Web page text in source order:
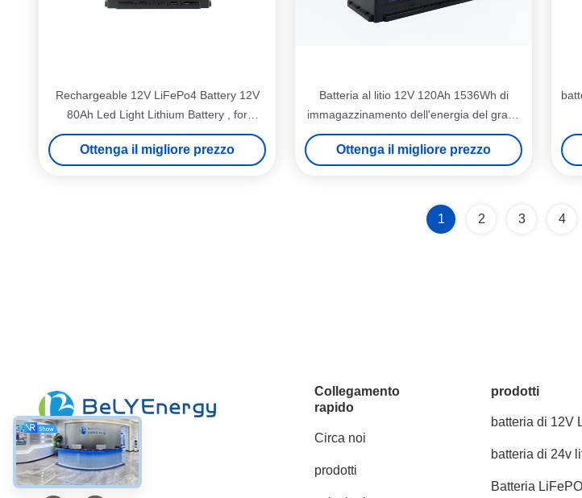
Rechargeable 12V LiFePo4 Battery 12V
80Ah Led Light Lithium Battery , for
Electric tricycle
Ottenga il migliore prezzo
Batteria al litio 12V 120Ah 1536Wh di
immagazzinamento dell'energia del grado
A di Bely
Ottenga il migliore prezzo
1 2 3 4
Mezzi sociali
Collegamento
rapido
Circa noi
prodotti
prodotti
batteria di 12V
batteria di 24v
Batteria